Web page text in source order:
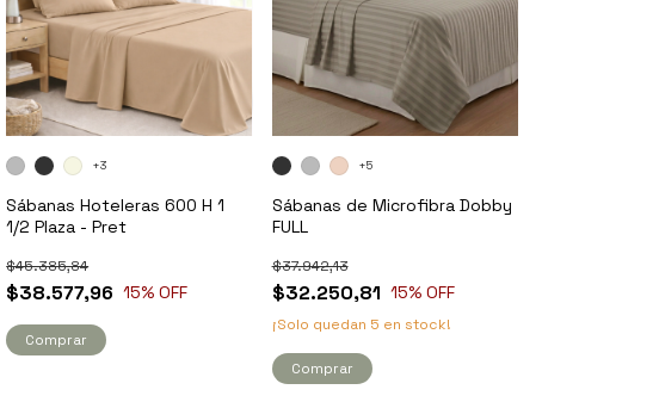
Sábanas Hoteleras 600 H 1
1/2 Plaza - Pret
$38.577,96
$45.385,84
15% OFF
+3
Comprar
Sábanas de Microfibra Dobby
FULL
$32.250,81
$37.942,13
15% OFF
¡Solo quedan 5 en stock!
+5
Comprar